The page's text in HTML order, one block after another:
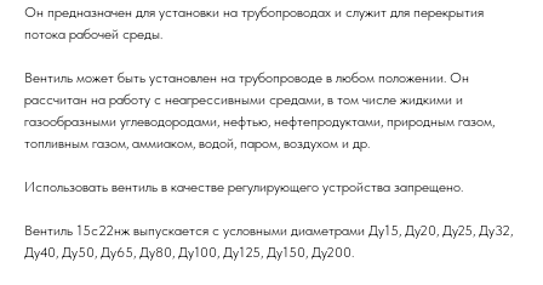
Он предназначен для установки на трубопроводах и служит для перекрытия
потока рабочей среды.
Вентиль может быть установлен на трубопроводе в любом положении. Он
рассчитан на работу с неагрессивными средами, в том числе жидкими и
газообразными углеводородами, нефтью, нефтепродуктами, природным газом,
топливным газом, аммиаком, водой, паром, воздухом и др.
Использовать вентиль в качестве регулирующего устройства запрещено.
Вентиль 15с22нж выпускается с условными диаметрами Ду15, Ду20, Ду25, Ду32,
Ду40, Ду50, Ду65, Ду80, Ду100, Ду125, Ду150, Ду200.